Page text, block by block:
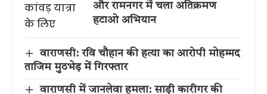
और रामनगर में चला अतिक्रमण
हटाओ अभियान
वाराणसी: रवि चौहान की हत्या का आरोपी मोहम्मद
ताजिम मुठभेड़ में गिरफ्तार
वाराणसी में जानलेवा हमला: साड़ी कारीगर की